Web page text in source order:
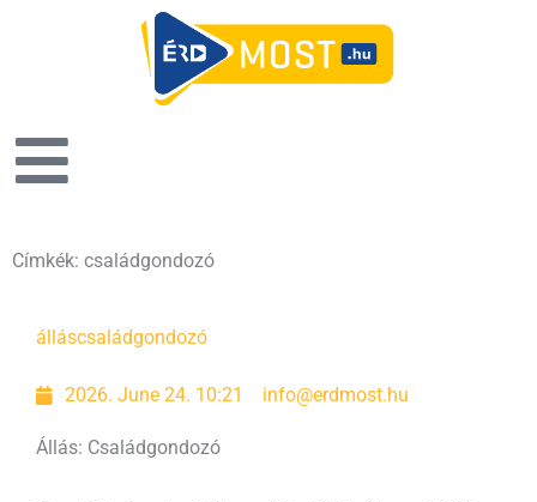
Címkék: családgondozó
álláscsaládgondozó
2026. June 24. 10:21 info@erdmost.hu
Állás: Családgondozó